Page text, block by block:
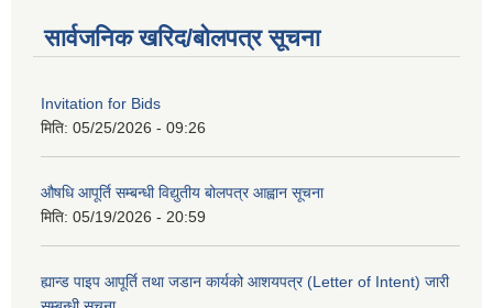
सार्वजनिक खरिद/बोलपत्र सूचना
Invitation for Bids
मिति: 05/25/2026 - 09:26
औषधि आपूर्ति सम्बन्धी विद्युतीय बोलपत्र आह्वान सूचना
मिति: 05/19/2026 - 20:59
ह्यान्ड पाइप आपूर्ति तथा जडान कार्यको आशयपत्र (Letter of Intent) जारी